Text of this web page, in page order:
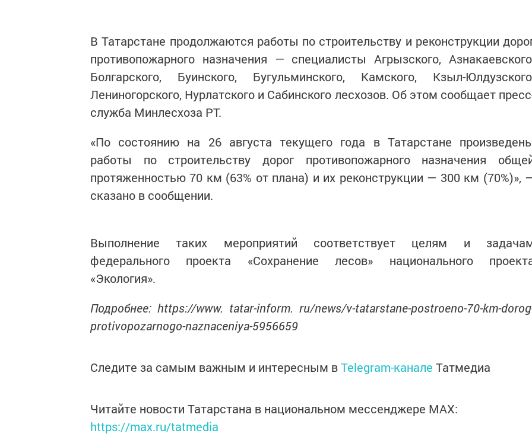
В Татарстане продолжаются работы по строительству и реконструкции
противопожарного назначения — специалисты Агрызского,
Болгарского, Буинского, Бугульминского, Камского, Кзыл-
Лениногорского, Нурлатского и Сабинского лесхозов. Об этом сообщает
служба Минлесхоза РТ.
«По состоянию на 26 августа текущего года в Татарстане
работы по строительству дорог противопожарного назначения
протяженностью 70 км (63% от плана) и их реконструкции — 300 км (70%)»,
сказано в сообщении.
Выполнение таких мероприятий соответствует целям и
федерального проекта «Сохранение лесов» национального
«Экология».
Подробнее: https://www. tatar-inform. ru/news/v-tatarstane-postroeno-70-km-
protivopozarnogo-naznaceniya-5956659
Следите за самым важным и интересным вTelegram-канале Татмедиа
Читайте новости Татарстана в национальном мессенджере MАХ:
https://max.ru/tatmedia